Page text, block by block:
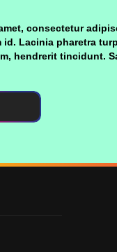
consectetur
id. Lacinia pharetra
hendrerit tincidunt.